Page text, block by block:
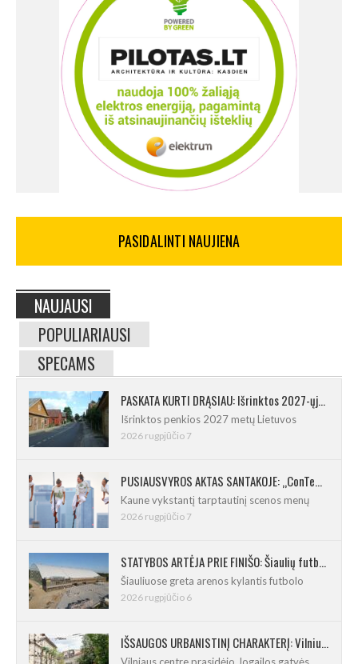
PASIDALINTI NAUJIENA
NAUJAUSI
POPULIARIAUSI
SPECAMS
PASKATA KURTI DRĄSIAU: Išrinktos 2027-ųjų Lietuvos mažosios kultūros sostinės
Išrinktos penkios 2027 metų Lietuvos
2026 rugpjūčio 7
PUSIAUSVYROS AKTAS SANTAKOJE: „ConTempo 2026“ uždarys sudėtingas pasirodymas 8 m aukštyje
Kaune vykstantį tarptautinį scenos menų
2026 rugpjūčio 7
STATYBOS ARTĖJA PRIE FINIŠO: Šiaulių futbolo ir regbio maniežas įgavo kontūrus
Šiauliuose greta arenos kylantis futbolo
2026 rugpjūčio 6
IŠSAUGOS URBANISTINĮ CHARAKTERĮ: Vilniuje pradėtas Jogailos gatvės remontas